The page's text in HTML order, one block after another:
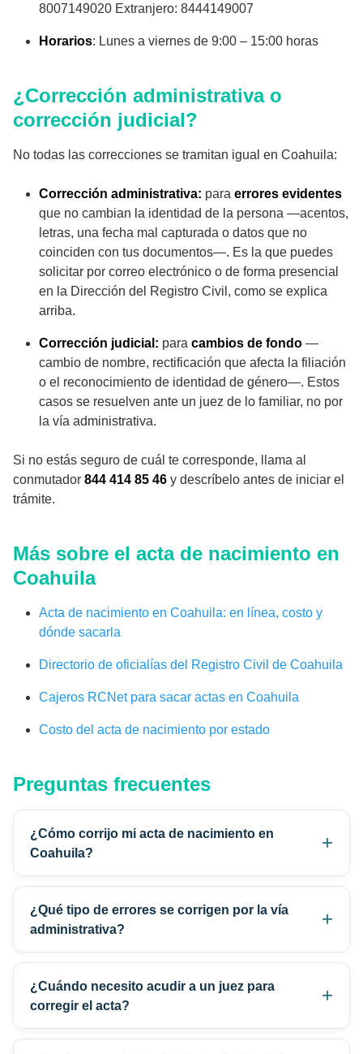
8007149020 Extranjero: 8444149007
Horarios: Lunes a viernes de 9:00 – 15:00 horas
¿Corrección administrativa o
corrección judicial?
No todas las correcciones se tramitan igual en Coahuila:
Corrección administrativa: para errores evidentes
que no cambian la identidad de la persona —acentos,
letras, una fecha mal capturada o datos que no
coinciden con tus documentos—. Es la que puedes
solicitar por correo electrónico o de forma presencial
en la Dirección del Registro Civil, como se explica
arriba.
Corrección judicial: para cambios de fondo —
cambio de nombre, rectificación que afecta la filiación
o el reconocimiento de identidad de género—. Estos
casos se resuelven ante un juez de lo familiar, no por
la vía administrativa.
Si no estás seguro de cuál te corresponde, llama al
conmutador 844 414 85 46 y descríbelo antes de iniciar el
trámite.
Más sobre el acta de nacimiento en
Coahuila
Acta de nacimiento en Coahuila: en línea, costo y
dónde sacarla
Directorio de oficialías del Registro Civil de Coahuila
Cajeros RCNet para sacar actas en Coahuila
Costo del acta de nacimiento por estado
Preguntas frecuentes
¿Cómo corrijo mi acta de nacimiento en
Coahuila?
¿Qué tipo de errores se corrigen por la vía
administrativa?
¿Cuándo necesito acudir a un juez para
corregir el acta?